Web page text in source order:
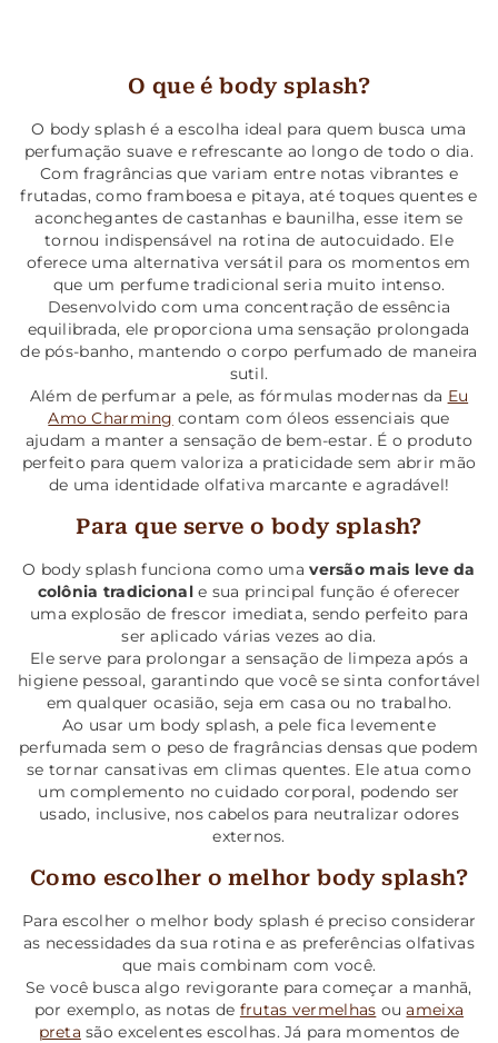
O que é body splash?
O body splash é a escolha ideal para quem busca uma
perfumação suave e refrescante ao longo de todo o dia.
Com fragrâncias que variam entre notas vibrantes e
frutadas, como framboesa e pitaya, até toques quentes e
aconchegantes de castanhas e baunilha, esse item se
tornou indispensável na rotina de autocuidado. Ele
oferece uma alternativa versátil para os momentos em
que um perfume tradicional seria muito intenso.
Desenvolvido com uma concentração de essência
equilibrada, ele proporciona uma sensação prolongada
de pós-banho, mantendo o corpo perfumado de maneira
sutil.
Além de perfumar a pele, as fórmulas modernas da Eu
Amo Charming contam com óleos essenciais que
ajudam a manter a sensação de bem-estar. É o produto
perfeito para quem valoriza a praticidade sem abrir mão
de uma identidade olfativa marcante e agradável!
Para que serve o body splash?
O body splash funciona como umaversão mais leve da
colônia tradicionale sua principal função é oferecer
uma explosão de frescor imediata, sendo perfeito para
ser aplicado várias vezes ao dia.
Ele serve para prolongar a sensação de limpeza após a
higiene pessoal, garantindo que você se sinta confortável
em qualquer ocasião, seja em casa ou no trabalho.
Ao usar um body splash, a pele fica levemente
perfumada sem o peso de fragrâncias densas que podem
se tornar cansativas em climas quentes. Ele atua como
um complemento no cuidado corporal, podendo ser
usado, inclusive, nos cabelos para neutralizar odores
externos.
Como escolher o melhor body splash?
Para escolher o melhor body splash é preciso considerar
as necessidades da sua rotina e as preferências olfativas
que mais combinam com você.
Se você busca algo revigorante para começar a manhã,
por exemplo, as notas de frutas vermelhas ouameixa
preta são excelentes escolhas. Já para momentos de